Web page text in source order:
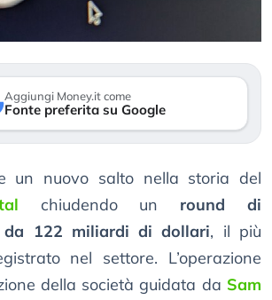
Aggiungi Money.it come
Fonte preferita su Google
un nuovo salto nella storia del
chiudendo un round di
da 122 miliardi di dollari, il più
nel settore. L’operazione
della società guidata da Sam